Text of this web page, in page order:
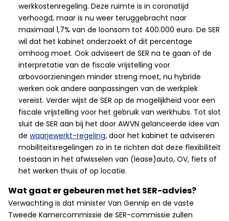
werkkostenregeling. Deze ruimte is in coronatijd
verhoogd, maar is nu weer teruggebracht naar
maximaal 1,7% van de loonsom tot 400.000 euro. De SER
wil dat het kabinet onderzoekt of dit percentage
omhoog moet. Ook adviseert de SER na te gaan of de
interpretatie van de fiscale vrijstelling voor
arbovoorzieningen minder streng moet, nu hybride
werken ook andere aanpassingen van de werkplek
vereist. Verder wijst de SER op de mogelijkheid voor een
fiscale vrijstelling voor het gebruik van werkhubs. Tot slot
sluit de SER aan bij het door AWVN gelanceerde idee van
de waarjewerkt-regeling, door het kabinet te adviseren
mobiliteitsregelingen zo in te richten dat deze flexibiliteit
toestaan in het afwisselen van (lease)auto, OV, fiets of
het werken thuis of op locatie.
Wat gaat er gebeuren met het SER-advies?
Verwachting is dat minister Van Gennip en de vaste
Tweede Kamercommissie de SER-commissie zullen